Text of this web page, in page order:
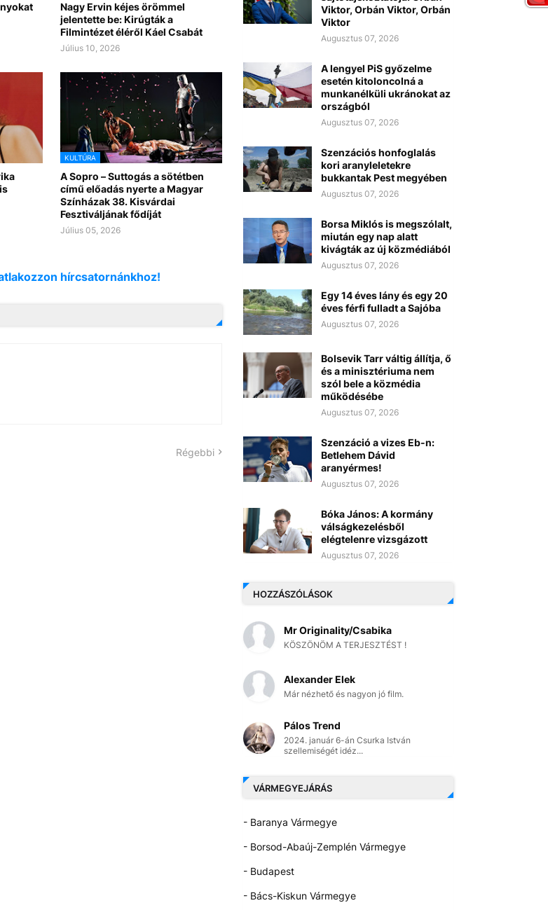
Nagy Ervin kéjes örömmel
jelentette be: Kirúgták a
Filmintézet éléről Káel Csabát
Július 10, 2026
KULTÚRA
A Sopro – Suttogás a sötétben
című előadás nyerte a Magyar
Színházak 38. Kisvárdai
Fesztiváljának fődíját
Július 05, 2026
hírcsatornánkhoz!
Régebbi
Viktor, Orbán Viktor, Orbán
Viktor
Augusztus 07, 2026
A lengyel PiS győzelme
esetén kitoloncolná a
munkanélküli ukránokat az
országból
Augusztus 07, 2026
Szenzációs honfoglalás
kori aranyleletekre
bukkantak Pest megyében
Augusztus 07, 2026
Borsa Miklós is megszólalt,
miután egy nap alatt
kivágták az új közmédiából
Augusztus 07, 2026
Egy 14 éves lány és egy 20
éves férfi fulladt a Sajóba
Augusztus 07, 2026
Bolsevik Tarr váltig állítja, ő
és a minisztériuma nem
szól bele a közmédia
működésébe
Augusztus 07, 2026
Szenzáció a vizes Eb-n:
Betlehem Dávid
aranyérmes!
Augusztus 07, 2026
Bóka János: A kormány
válságkezelésből
elégtelenre vizsgázott
Augusztus 07, 2026
HOZZÁSZÓLÁSOK
Mr Originality/Csabika
KÖSZÖNÖM A TERJESZTÉST !
Alexander Elek
Már nézhető és nagyon jó film.
Pálos Trend
2024. január 6-án Csurka István
szellemiségét idéz...
VÁRMEGYEJÁRÁS
- Baranya Vármegye
- Borsod-Abaúj-Zemplén Vármegye
- Budapest
- Bács-Kiskun Vármegye